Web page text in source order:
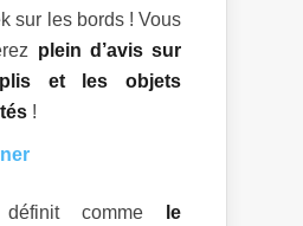
sur les bords ! Vous
plein d’avis sur
et les objets
!
comme
le